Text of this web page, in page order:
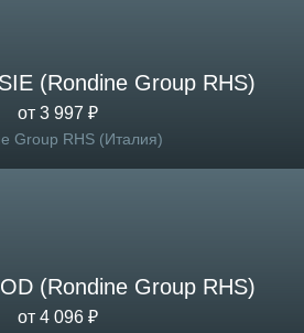
(Rondine Group RHS)
от 3 997 ₽
Group RHS (Италия)
(Rondine Group RHS)
от 4 096 ₽